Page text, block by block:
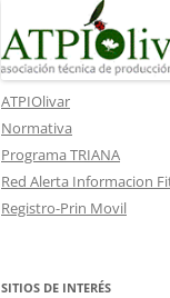
ATPIOlivar
Normativa
Programa TRIANA
Red Alerta Informacion
Registro-Prin Movil
SITIOS DE INTERÉS